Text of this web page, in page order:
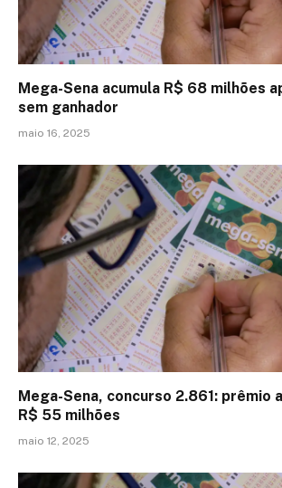
Mega-Sena acumula R$ 68 milhões
sem ganhador
maio 16, 2025
Mega-Sena, concurso 2.861: prêmio
R$ 55 milhões
maio 12, 2025